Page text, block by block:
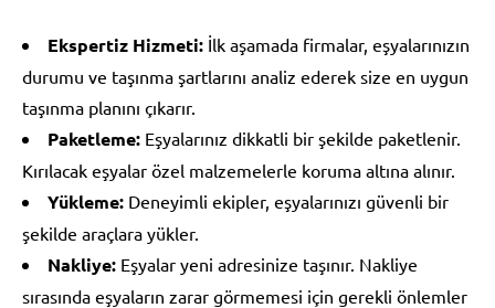
Ekspertiz Hizmeti: İlk aşamada firmalar, eşyalarınızın
durumu ve taşınma şartlarını analiz ederek size en uygun
taşınma planını çıkarır.
Paketleme: Eşyalarınız dikkatli bir şekilde paketlenir.
Kırılacak eşyalar özel malzemelerle koruma altına alınır.
Yükleme: Deneyimli ekipler, eşyalarınızı güvenli bir
şekilde araçlara yükler.
Nakliye: Eşyalar yeni adresinize taşınır. Nakliye
sırasında eşyaların zarar görmemesi için gerekli önlemler